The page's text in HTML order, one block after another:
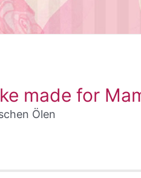
made for
Ölen